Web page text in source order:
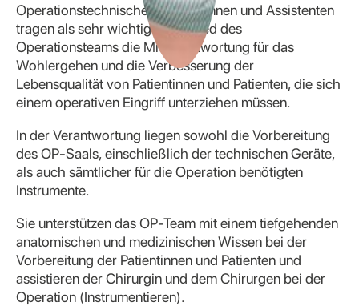
Operationstechnische Assistentinnen und Assistenten
tragen als sehr wichtiges Mitglied des
Operationsteams die Mitverantwortung für das
Wohlergehen und die Verbesserung der
Lebensqualität von Patientinnen und Patienten, die sich
einem operativen Eingriff unterziehen müssen.
In der Verantwortung liegen sowohl die Vorbereitung
des OP-Saals, einschließlich der technischen Geräte,
als auch sämtlicher für die Operation benötigten
Instrumente.
Sie unterstützen das OP-Team mit einem tiefgehenden
anatomischen und medizinischen Wissen bei der
Vorbereitung der Patientinnen und Patienten und
assistieren der Chirurgin und dem Chirurgen bei der
Operation (Instrumentieren).